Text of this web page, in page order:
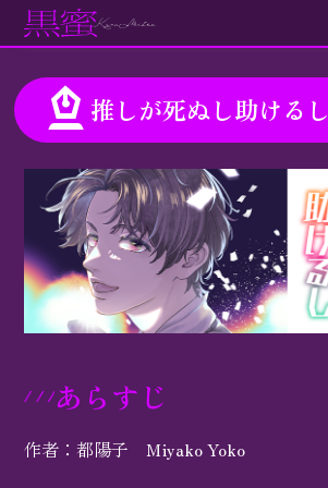
推しが死ぬし助けるし
あらすじ
作者：都陽子 Miyako Yoko